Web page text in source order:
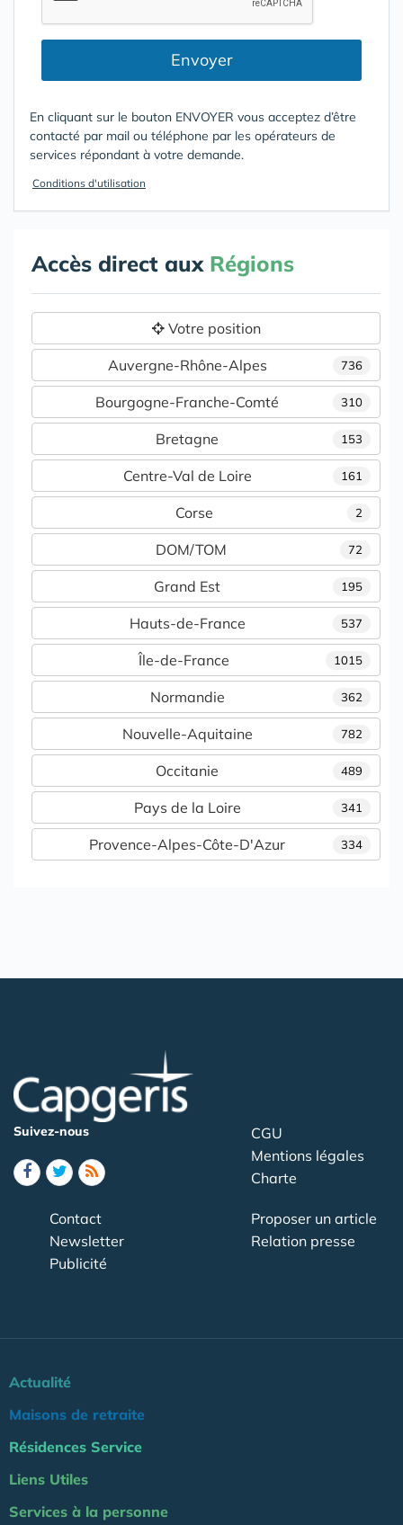
Envoyer
En cliquant sur le bouton ENVOYER vous acceptez d’être
contacté par mail ou téléphone par les opérateurs de
services répondant à votre demande.
Conditions d'utilisation
Accès direct aux Régions
Votre position
736
Auvergne-Rhône-Alpes
310
Bourgogne-Franche-Comté
153
Bretagne
161
Centre-Val de Loire
2
Corse
72
DOM/TOM
195
Grand Est
537
Hauts-de-France
1015
Île-de-France
362
Normandie
782
Nouvelle-Aquitaine
489
Occitanie
341
Pays de la Loire
334
Provence-Alpes-Côte-D'Azur
Suivez-nous
CGU
Mentions légales
Charte
Contact
Newsletter
Publicité
Proposer un article
Relation presse
Actualité
Maisons de retraite
Résidences Service
Liens Utiles
Services à la personne